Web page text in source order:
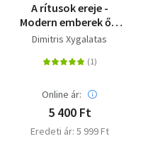
A rítusok ereje -
Modern emberek ősi
szokásai
Dimitris Xygalatas
Online ár:
5 400 Ft
Eredeti ár: 5 999 Ft